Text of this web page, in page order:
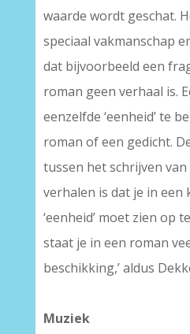
waarde wordt geschat.
speciaal vakmanschap
dat bijvoorbeeld een
roman geen verhaal is.
eenzelfde ‘eenheid’ te
roman of een gedicht.
tussen het schrijven
verhalen is dat je in een
‘eenheid’ moet zien op
staat je in een roman
beschikking,’ aldus
Muziek